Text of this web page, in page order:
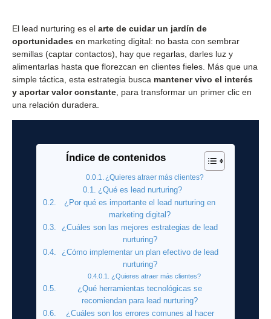
El lead nurturing es el arte de cuidar un jardín de
oportunidades en marketing digital: no basta con sembrar
semillas (captar contactos), hay que regarlas, darles luz y
alimentarlas hasta que florezcan en clientes fieles. Más que una
simple táctica, esta estrategia busca mantener vivo el interés
y aportar valor constante , para transformar un primer clic en
una relación duradera.
Índice de contenidos
¿Quieres atraer más clientes?
¿Qué es lead nurturing?
¿Por qué es importante el lead nurturing en
marketing digital?
¿Cuáles son las mejores estrategias de lead
nurturing?
¿Cómo implementar un plan efectivo de lead
nurturing?
¿Quieres atraer más clientes?
¿Qué herramientas tecnológicas se
recomiendan para lead nurturing?
¿Cuáles son los errores comunes al hacer